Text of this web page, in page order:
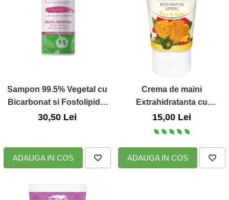
Sampon 99.5% Vegetal cu
Bicarbonat si Fosfolipide,
200 ml
30,50 Lei
ADAUGA IN COS
Crema de maini
Extrahidratanta cu
Galbenele si Fosfolipide,
50ml
15,00 Lei
ADAUGA IN COS